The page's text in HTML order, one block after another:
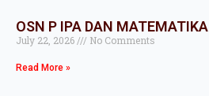
OSN P IPA DAN MATEMATIKA
July 22, 2026 No Comments
Read More »